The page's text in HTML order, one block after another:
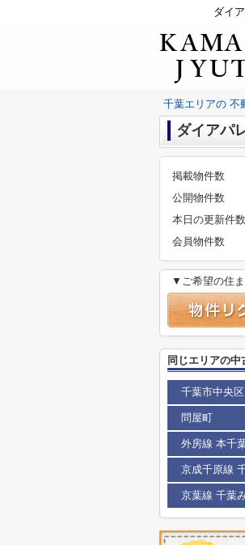
ダイ
千葉エリアの 不
ダイアパ
掲載物件数
公開物件数
本日の更新件数
会員物件数
▼ご希望の住
同じエリアの中
千葉市中央区
問屋町
外房線 本千
京成千原線
京葉線 千葉